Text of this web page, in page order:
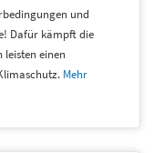
und
Dafür kämpft die
leisten einen
Mehr